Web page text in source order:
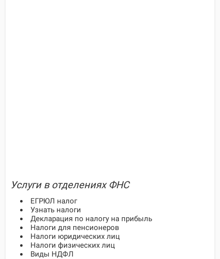
Услуги в отделениях ФНС
ЕГРЮЛ налог
Узнать налоги
Декларация по налогу на прибыль
Налоги для пенсионеров
Налоги юридических лиц
Налоги физических лиц
Виды НДФЛ